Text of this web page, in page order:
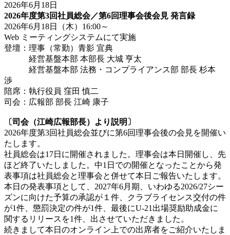
2026年6月18日
2026年度第3回社員総会／第6回理事会後会見 発言録
2026年6月18日（木）16:00～
Web ミーティングシステムにて実施
登壇：理事（常勤）青影 宜典
経営基盤本部 本部長 大城 亨太
経営基盤本部 法務・コンプライアンス部 部長 杉本
渉
陪席：執行役員 窪田 慎二
司会：広報部 部長 江崎 康子
〔司会（江崎広報部長）より説明〕
2026年度第3回社員総会並びに第6回理事会後の会見を開催い
たします。
社員総会は17日に開催されました。理事会は本日開催し、先
ほど終了いたしました。中1日での開催となったことから発
表事項は社員総会と理事会と併せて本日ご報告いたします。
本日の発表事項として、2027年6月期、いわゆる2026/27シー
ズンに向けた予算の承認が１件、クラブライセンス交付の件
が1件、懲罰決定の件が1件、最後にU-21出場奨励助成金に
関するリリースを1件、出させていただきました。
続きまして本日のオンライン上での出席者をご紹介いたしま